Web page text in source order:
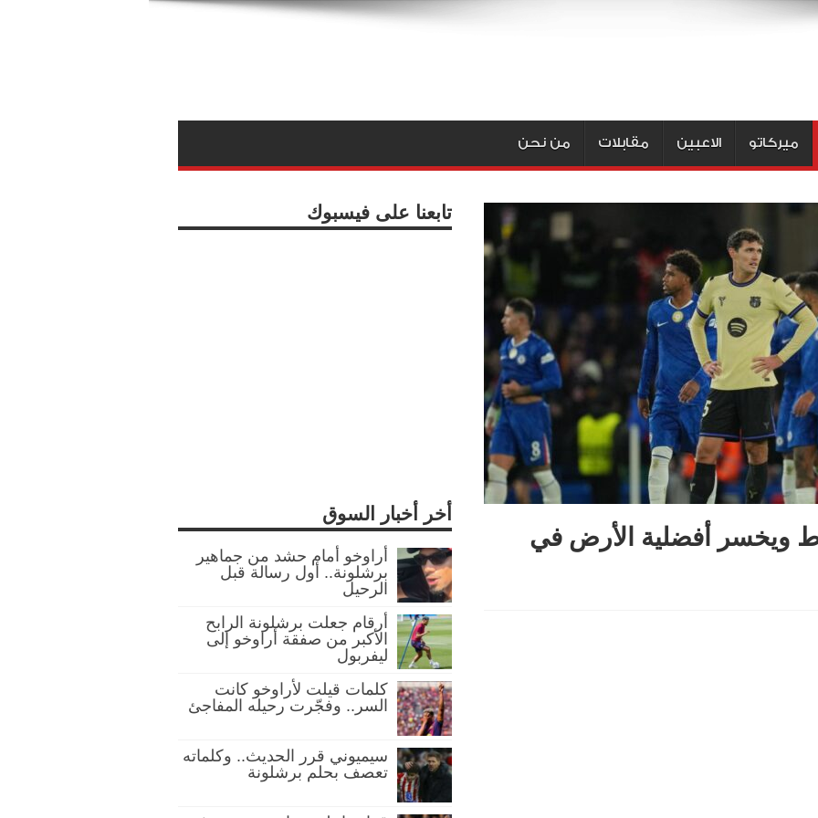
ميركاتو الاعبين مقابلات من نحن
ويخسر أفضلية الأرض في
تابعنا على فيسبوك
أخر أخبار السوق
أراوخو أمام حشد من جماهير
برشلونة.. أول رسالة قبل
الرحيل
أرقام جعلت برشلونة الرابح
الأكبر من صفقة أراوخو إلى
ليفربول
كلمات قيلت لأراوخو كانت
السر.. وفجّرت رحيله المفاجئ
سيميوني قرر الحديث.. وكلماته
تعصف بحلم برشلونة